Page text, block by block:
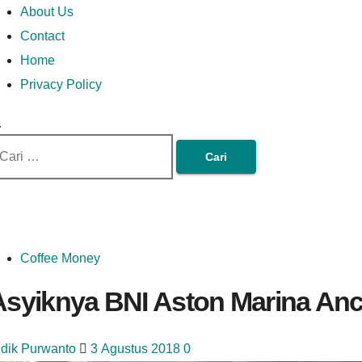
Skip
to
content
Money In Every
Way
Lets Talk About MoneyIn Every Way
About Us
Contact
Home
Privacy Policy
Coffee Money
BNI Aston Marina
Purwanto 3 Agustus 2018 0